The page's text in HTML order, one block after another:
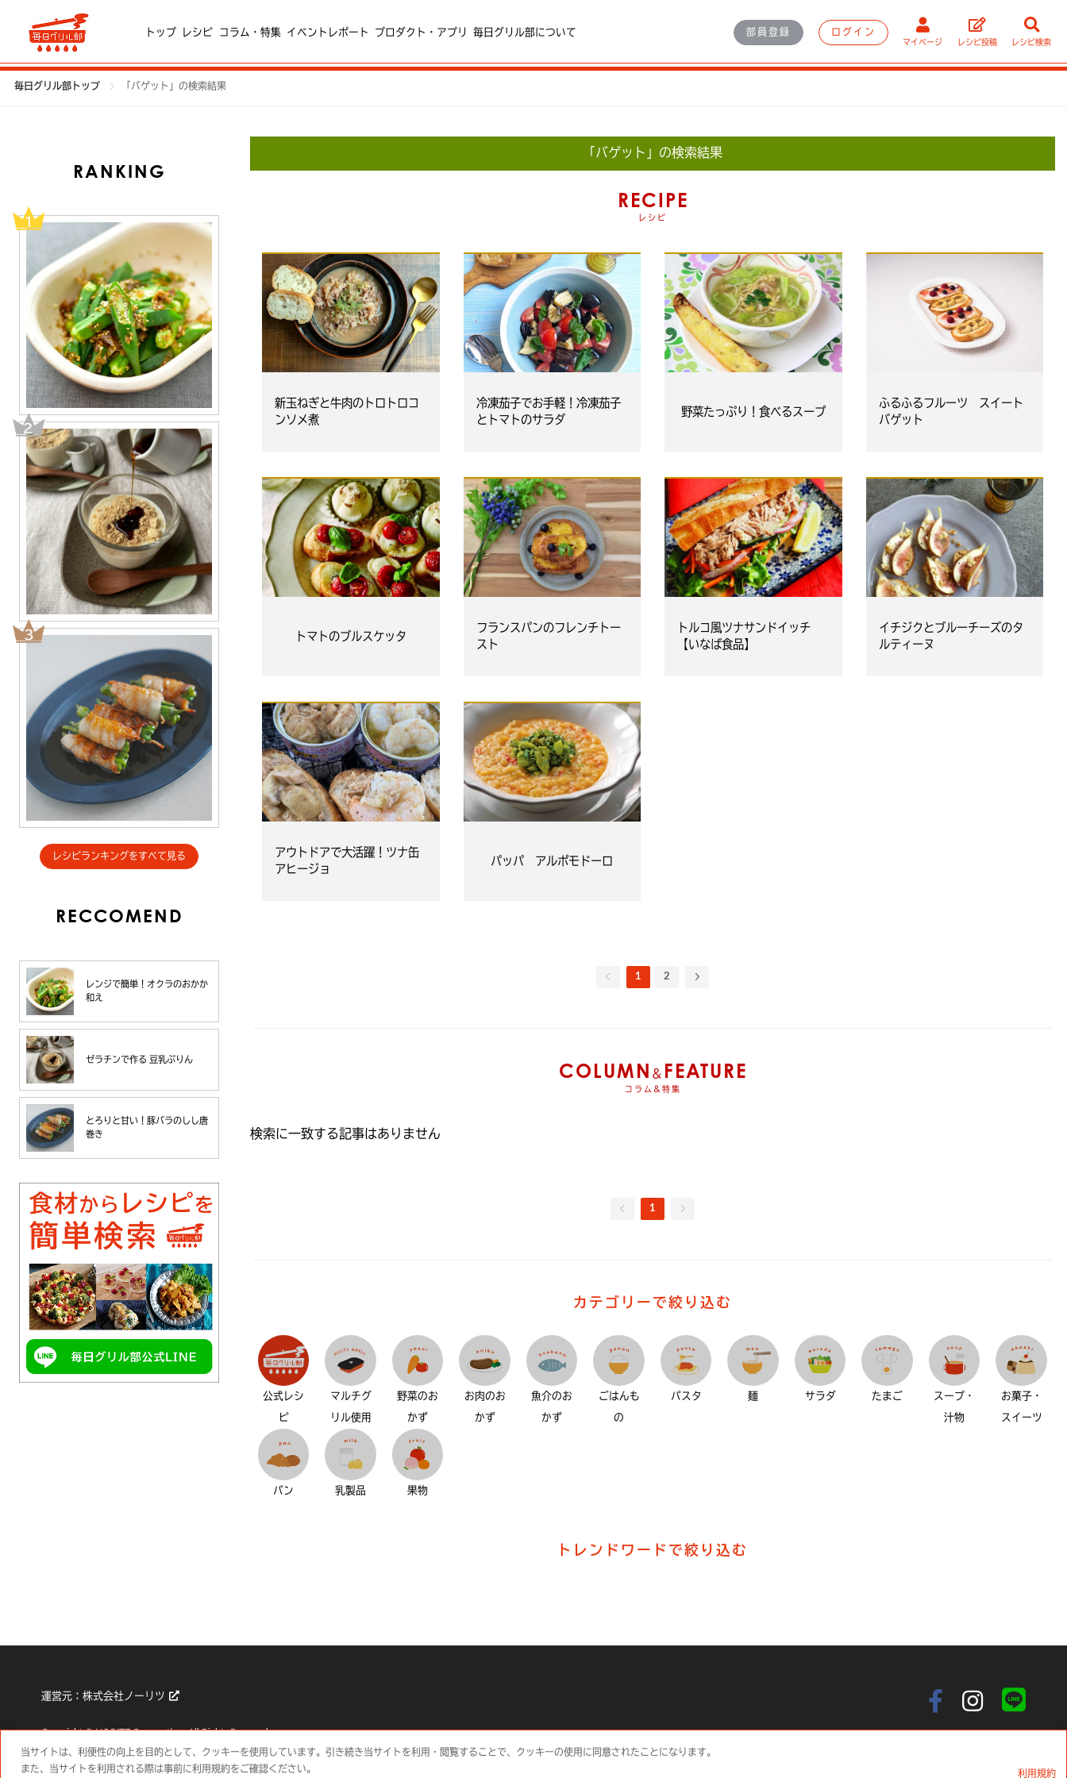
トップ レシピ コラム・特集 イベントレポート プロダクト・アプリ 毎日グリル部について 部員登録 ログイン
マイページ レシピ投稿 レシピ検索
毎日グリル部トップ 「バゲット」の検索結果
RANKING
レシピランキングをすべて見る
RECCOMEND
レンジで簡単！オクラのおかか
和え
ゼラチンで作る 豆乳ぷりん
とろりと甘い！豚バラのしし唐
巻き
「バゲット」の検索結果
RECIPE
レシピ
新玉ねぎと牛肉のトロトロコ
ンソメ煮
冷凍茄子でお手軽！冷凍茄子
とトマトのサラダ
野菜たっぷり！食べるスープ
ふるふるフルーツ スイート
バゲット
トマトのブルスケッタ
フランスパンのフレンチトー
スト
トルコ風ツナサンドイッチ
【いなば食品】
イチジクとブルーチーズのタ
ルティーヌ
アウトドアで大活躍！ツナ缶
アヒージョ
パッパ アルポモドーロ
1 2
COLUMN & FEATURE
コラム&特集
検索に一致する記事はありません
1
カテゴリーで絞り込む
公式レシ
ピ
マルチグ
リル使用
野菜のお
かず
お肉のお
かず
魚介のお
かず
ごはんも
の
パスタ 麺 サラダ たまご スープ・
汁物
お菓子・
スイーツ
パン 乳製品 果物
トレンドワードで絞り込む
運営元： 株式会社ノーリツ
Copyright © NORITZ Corporation. All Rights Reserved.
当サイトは、利便性の向上を目的として、クッキーを使用しています。引き続き当サイトを利用・閲覧することで、クッキーの使用に同意されたことになります。
また、当サイトを利用される際は事前に利用規約をご確認ください。
利用規約